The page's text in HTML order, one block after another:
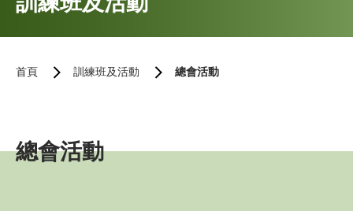
首頁 訓練班及活動 總會活動
總會活動